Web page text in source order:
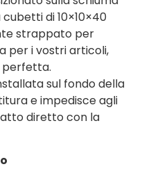
di 10×10×40
strappato per
per i vostri articoli,
perfetta.
sul fondo della
e impedisce agli
diretto con la